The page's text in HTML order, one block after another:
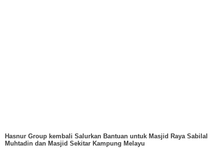
Hasnur Group kembali Salurkan Bantuan untuk Masjid Raya Sabilal
Muhtadin dan Masjid Sekitar Kampung Melayu